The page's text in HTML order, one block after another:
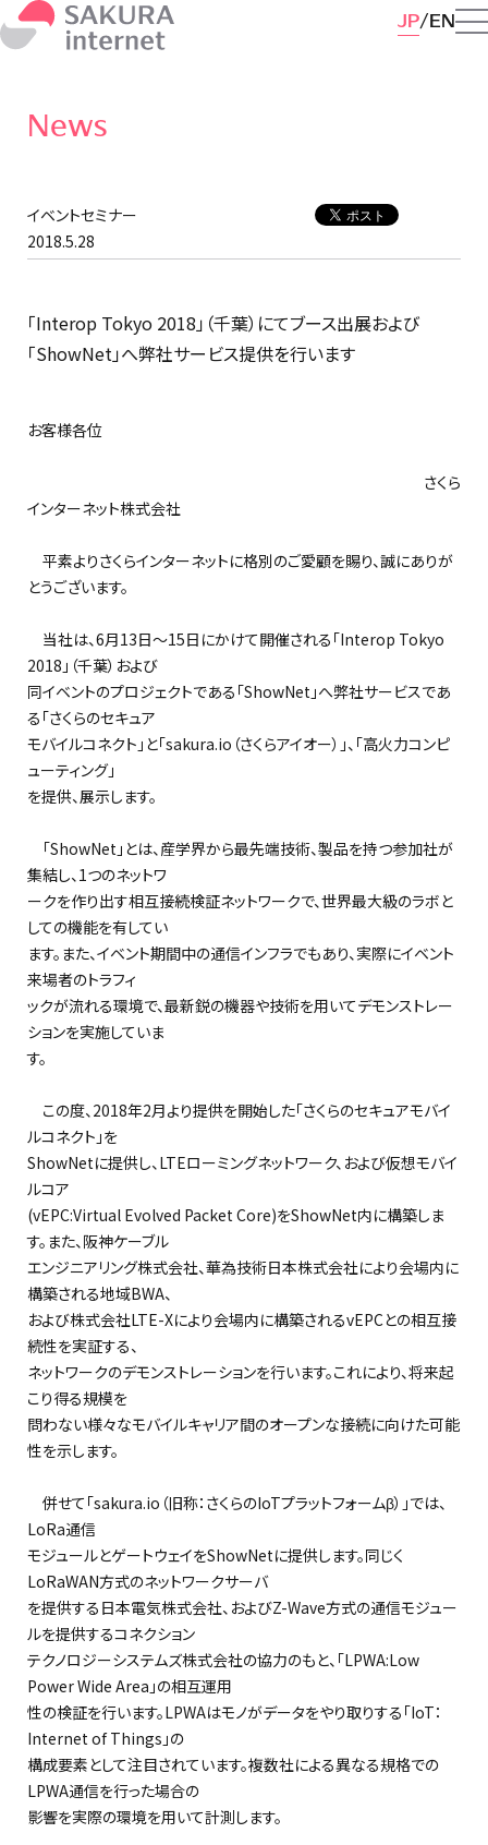
JP EN
News
イベントセミナー
2018.5.28
「Interop Tokyo 2018」（千葉）にてブース出展および
「ShowNet」へ弊社サービス提供を行います
お客様各位
さくら
インターネット株式会社
平素よりさくらインターネットに格別のご愛顧を賜り、誠にありが
とうございます。
当社は、6月13日～15日にかけて開催される「Interop Tokyo
2018」（千葉）および
同イベントのプロジェクトである「ShowNet」へ弊社サービスであ
る「さくらのセキュア
モバイルコネクト」と「sakura.io（さくらアイオー）」、「高火力コンピ
ューティング」
を提供、展示します。
「ShowNet」とは、産学界から最先端技術、製品を持つ参加社が
集結し、1つのネットワ
ークを作り出す相互接続検証ネットワークで、世界最大級のラボと
しての機能を有してい
ます。また、イベント期間中の通信インフラでもあり、実際にイベント
来場者のトラフィ
ックが流れる環境で、最新鋭の機器や技術を用いてデモンストレー
ションを実施していま
す。
この度、2018年2月より提供を開始した「さくらのセキュアモバイ
ルコネクト」を
ShowNetに提供し、LTEローミングネットワーク、および仮想モバイ
ルコア
(vEPC:Virtual Evolved Packet Core)をShowNet内に構築しま
す。また、阪神ケーブル
エンジニアリング株式会社、華為技術日本株式会社により会場内に
構築される地域BWA、
および株式会社LTE-Xにより会場内に構築されるvEPCとの相互接
続性を実証する、
ネットワークのデモンストレーションを行います。これにより、将来起
こり得る規模を
問わない様々なモバイルキャリア間のオープンな接続に向けた可能
性を示します。
併せて「sakura.io（旧称：さくらのIoTプラットフォームβ）」では、
LoRa通信
モジュールとゲートウェイをShowNetに提供します。同じく
LoRaWAN方式のネットワークサーバ
を提供する日本電気株式会社、およびZ-Wave方式の通信モジュー
ルを提供するコネクション
テクノロジーシステムズ株式会社の協力のもと、「LPWA:Low
Power Wide Area」の相互運用
性の検証を行います。LPWAはモノがデータをやり取りする「IoT：
Internet of Things」の
構成要素として注目されています。複数社による異なる規格での
LPWA通信を行った場合の
影響を実際の環境を用いて計測します。